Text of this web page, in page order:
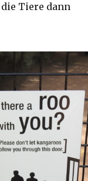
Tiere dann